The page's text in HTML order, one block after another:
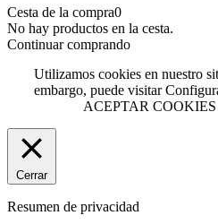
Cesta de la compra0
No hay productos en la cesta.
Continuar comprando
Utilizamos cookies en nuestro
embargo, puede visitar
ACEPTAR COOKIES
Cerrar
Resumen de privacidad